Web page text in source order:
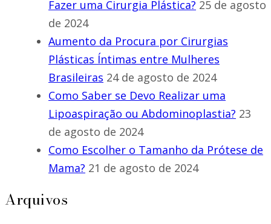
Fazer uma Cirurgia Plástica? 25 de agosto
de 2024
Aumento da Procura por Cirurgias
Plásticas Íntimas entre Mulheres
Brasileiras 24 de agosto de 2024
Como Saber se Devo Realizar uma
Lipoaspiração ou Abdominoplastia? 23
de agosto de 2024
Como Escolher o Tamanho da Prótese de
Mama? 21 de agosto de 2024
Arquivos